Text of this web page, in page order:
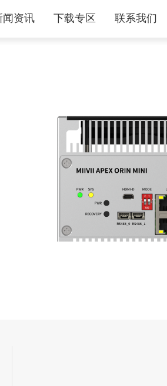
闻资讯 下载专区 联系我们